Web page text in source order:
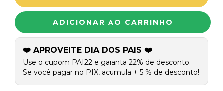
❤️ APROVEITE DIA DOS PAIS ❤️
Use o cupom PAI22 e garanta 22% de desconto.
Se você pagar no PIX, acumula + 5 % de desconto!